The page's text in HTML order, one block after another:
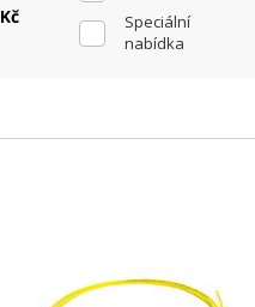
Speciální
nabídka
Kč